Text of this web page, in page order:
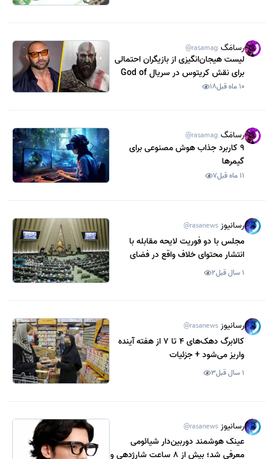
رسامَگ @rasamag
لیست هیجان‌انگیزی از بازیگران احتمالی
برای نقش کریتوس در سریال God of
War
10 ماه قبل 18
رسامَگ @rasamag
9 کاربرد جذاب هوش مصنوعی برای
گیمرها
11 ماه قبل 7
رسانیوز @rasanews
مجلس با دو فوریت لایحه مقابله با
انتشار محتوای خلاف واقع در فضای
مجازی موافقت کرد1 سال قبل 2
رسانیوز @rasanews
کالابرگ دهک‌های 4 تا 7 از هفته آینده
واریز می‌شود + جزئیات
1 سال قبل 3
رسانیوز @rasanews
عینک هوشمند دوربین‌دار شیائومی
معرفی شد؛ بیش از 8 ساعت شارژدهی و